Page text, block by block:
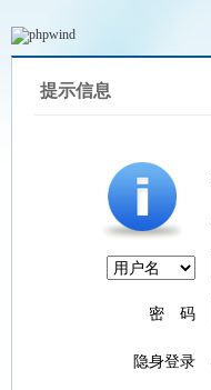
提示信息
密 码
隐身登录